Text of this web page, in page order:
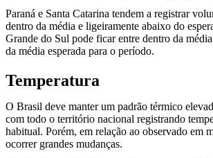
Paraná e Santa Catarina tendem a registrar
dentro da média e ligeiramente abaixo do
Grande do Sul pode ficar entre dentro da
da média esperada para o período.
Temperatura
O Brasil deve manter um padrão térmico
com todo o território nacional registrando
habitual. Porém, em relação ao observado em
ocorrer grandes mudanças.